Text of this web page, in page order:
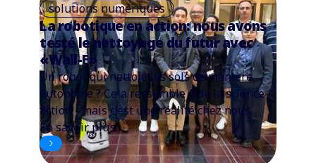
solutions numériques
La robotique en action: nous avons
testé le nettoyage du futur avec
«Wall-E»
Un robot qui nettoie les sols de manière
autonome ? Cela ressemble à de la science-
fiction - mais c'est une réalité chez nous.
En savoir plus